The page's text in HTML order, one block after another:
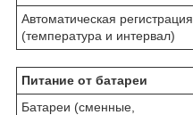
Автоматическая регистрация
(температура и интервал)
Питание от батареи
Батареи (сменные,